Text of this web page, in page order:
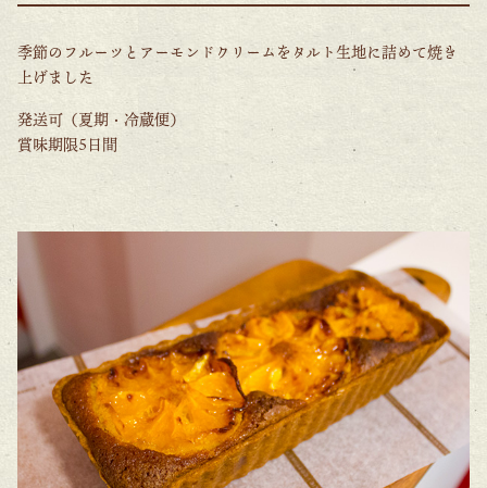
季節のフルーツとアーモンドクリームをタルト生地に詰めて焼き
上げました
発送可（夏期・冷蔵便）
賞味期限5日間